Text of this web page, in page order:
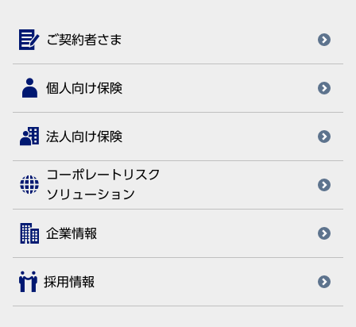
ご契約者さま
個人向け保険
法人向け保険
コーポレートリスク
ソリューション
企業情報
採用情報